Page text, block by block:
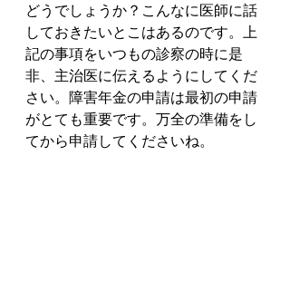
どうでしょうか？こんなに医師に話
しておきたいとこはあるのです。上
記の事項をいつもの診察の時に是
非、主治医に伝えるようにしてくだ
さい。障害年金の申請は最初の申請
がとても重要です。万全の準備をし
てから申請してくださいね。